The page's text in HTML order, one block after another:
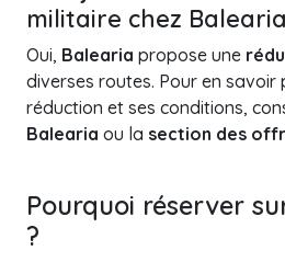
militaire chez
Oui, Balearia propose une
diverses routes. Pour en savoir
réduction et ses conditions,
Balearia ou la section des
Pourquoi réserver
?